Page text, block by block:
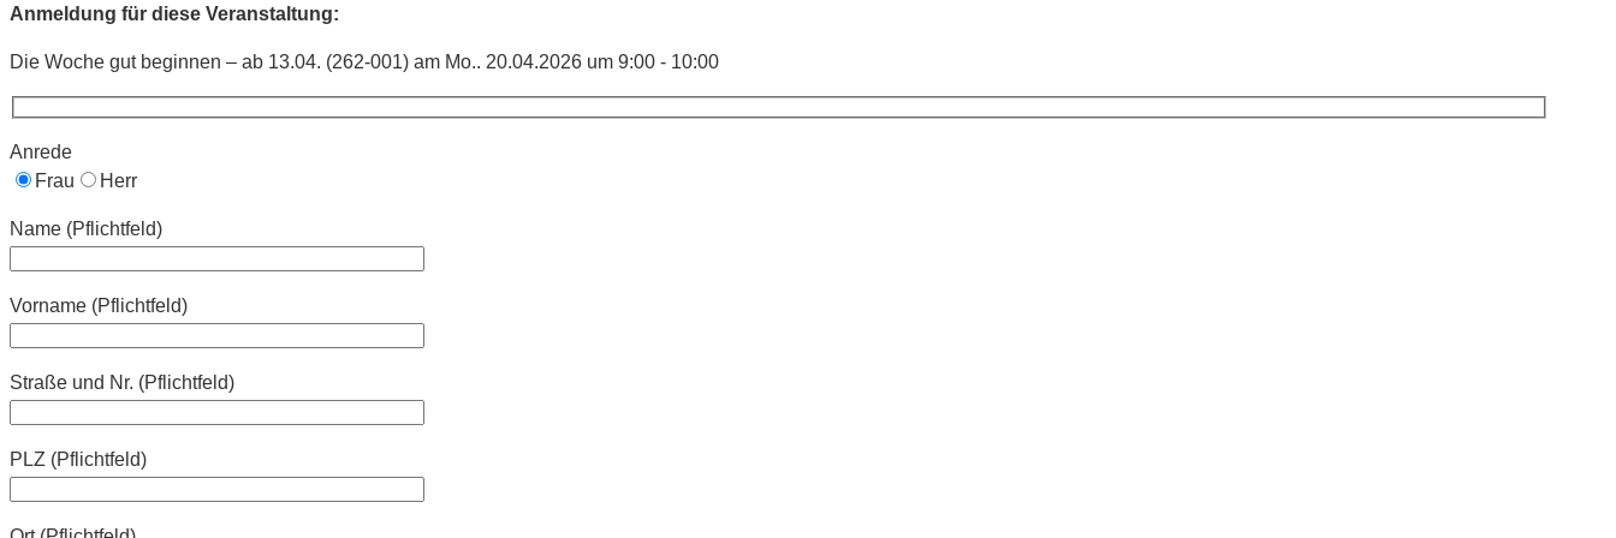
Anmeldung für diese Veranstaltung:
Die Woche gut beginnen – ab 13.04. (262-001) am Mo.. 20.04.2026 um 9:00 - 10:00
Anrede
Frau
Herr
Name (Pflichtfeld)
Vorname (Pflichtfeld)
Straße und Nr. (Pflichtfeld)
PLZ (Pflichtfeld)